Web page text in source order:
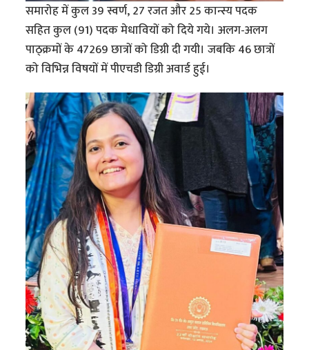
समारोह में कुल 39 स्वर्ण, 27 रजत और 25 कान्स्य पदक
सहित कुल (91) पदक मेधावियों को दिये गये। अलग-अलग
पाठ्क्रमों के 47269 छात्रों को डिग्री दी गयी। जबकि 46 छात्रों
को विभिन्न विषयों में पीएचडी डिग्री अवार्ड हुई।